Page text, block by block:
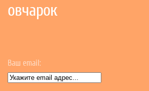
овчарок
Ваш email: